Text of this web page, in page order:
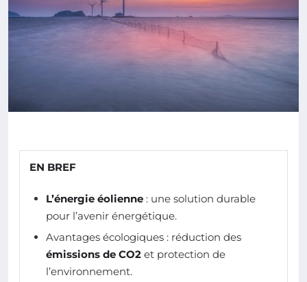
EN BREF
L’énergie éolienne : une solution durable
pour l’avenir énergétique.
Avantages écologiques : réduction des
émissions de CO2 et protection de
l’environnement.